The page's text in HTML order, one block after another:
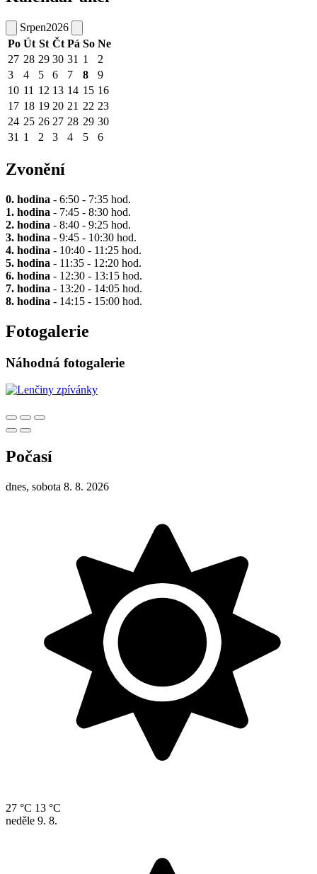
Srpen2026
Po Út St Čt Pá So Ne
27 28 29 30 31 1
2
3
4 5 6 7 8
9
10 11 12 13 14 15 16
17 18 19 20 21 22 23
24 25 26 27 28 29 30
31 1 2 3 4 5 6
Zvonění
0. hodina - 6:50 - 7:35 hod.
1. hodina - 7:45 - 8:30 hod.
2. hodina - 8:40 - 9:25 hod.
3. hodina - 9:45 - 10:30 hod.
4. hodina - 10:40 - 11:25 hod.
5. hodina - 11:35 - 12:20 hod.
6. hodina - 12:30 - 13:15 hod.
7. hodina - 13:20 - 14:05 hod.
8. hodina - 14:15 - 15:00 hod.
Fotogalerie
Náhodná fotogalerie
Počasí
dnes, sobota 8. 8. 2026
27 °C 13 °C
neděle 9. 8.